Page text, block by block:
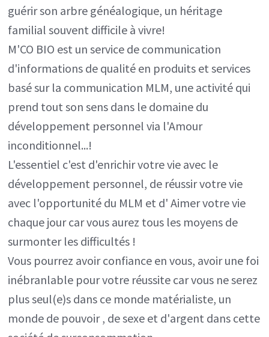
guérir son arbre généalogique, un héritage
familial souvent difficile à vivre!
M'CO BIO est un service de communication
d'informations de qualité en produits et services
basé sur la communication MLM, une activité qui
prend tout son sens dans le domaine du
développement personnel via l'Amour
inconditionnel...!
L'essentiel c'est d'enrichir votre vie avec le
développement personnel, de réussir votre vie
avec l'opportunité du MLM et d' Aimer votre vie
chaque jour car vous aurez tous les moyens de
surmonter les difficultés !
Vous pourrez avoir confiance en vous, avoir une foi
inébranlable pour votre réussite car vous ne serez
plus seul(e)s dans ce monde matérialiste, un
monde de pouvoir , de sexe et d'argent dans cette